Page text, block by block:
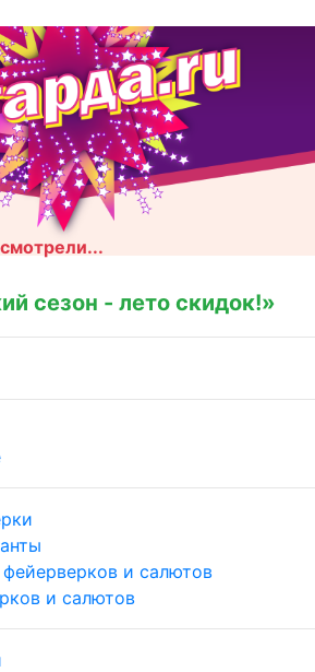
сезон - лето скидок!»
и салютов
и салютов